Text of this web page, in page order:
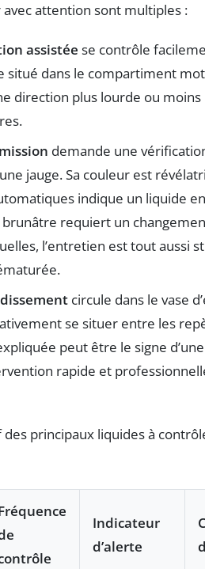
attention sont multiples :
assistée se contrôle
situé dans le compartiment
direction plus lourde ou moins
demande une
jauge. Sa couleur est
indique un liquide
brunâtre requiert un
l’entretien est tout aussi
circule dans le vase
se situer entre les
peut être le signe
rapide et
principaux liquides à
Indicateur
d’alerte